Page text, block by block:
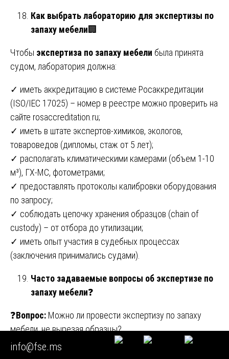
Как выбрать лабораторию для экспертизы по
запаху мебели🏢
Чтобы экспертиза по запаху мебели была принята
судом, лаборатория должна:
✓ иметь аккредитацию в системе Росаккредитации
(ISO/IEC 17025) – номер в реестре можно проверить на
сайте rosaccreditation.ru;
✓ иметь в штате экспертов-химиков, экологов,
товароведов (дипломы, стаж от 5 лет);
✓ располагать климатическими камерами (объем 1-10
м³), ГХ-МС, фотометрами;
✓ предоставлять протоколы калибровки оборудования
по запросу;
✓ соблюдать цепочку хранения образцов (chain of
custody) – от отбора до утилизации;
✓ иметь опыт участия в судебных процессах
(заключения принимались судами).
Часто задаваемые вопросы об экспертизе по
запаху мебели❓
❓Вопрос: Можно ли провести экспертизу по запаху
мебели, не вырезая образцы?
✅Ответ:Можно, если есть возможность отобрать
info@fse.ms